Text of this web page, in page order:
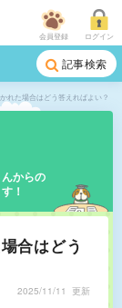
会員登録 ログイン
記事検索
れた場合はどう答えればよい？
からの
！
合はどう
2025/11/11 更新